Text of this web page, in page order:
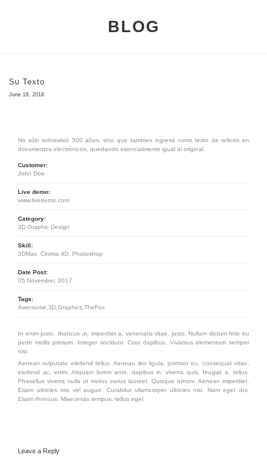
BLOG
Su Texto
June 18, 2016
No sólo sobrevivió 500 años, sino que tambien ingresó como texto de relleno en
documentos electrónicos, quedando esencialmente igual al original.
Customer:
John Doe
Live demo:
www.livedemo.com
Category:
3D Graphic Design
Skill:
3DMax, Cinima 4D, Photoshop
Date Post:
05 November, 2017
Tags:
Awersome,3D,Graphics,TheFox
In enim justo, rhoncus ut, imperdiet a, venenatis vitae, justo. Nullam dictum felis eu
pede mollis pretium. Integer tincidunt. Cras dapibus. Vivamus elementum semper
nisi.
Aenean vulputate eleifend tellus. Aenean leo ligula, porttitor eu, consequat vitae,
eleifend ac, enim. Aliquam lorem ante, dapibus in, viverra quis, feugiat a, tellus.
Phasellus viverra nulla ut metus varius laoreet. Quisque rutrum. Aenean imperdiet.
Etiam ultricies nisi vel augue. Curabitur ullamcorper ultricies nisi. Nam eget dui.
Etiam rhoncus. Maecenas tempus, tellus eget
Leave a Reply